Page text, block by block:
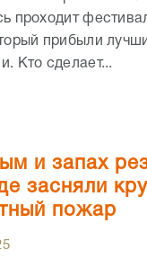
проходит
прибыли
Кто сделает...
и запах
засняли
пожар